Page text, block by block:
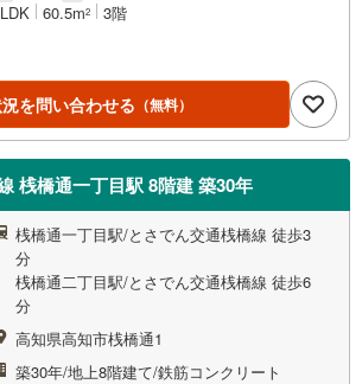
60.5m2 3階
を問い合わせる （無料）
桟橋通一丁目駅 8階建 築30年
桟橋通一丁目駅/とさでん交通桟橋線 徒歩3
分
桟橋通二丁目駅/とさでん交通桟橋線 徒歩6
分
高知県高知市桟橋通1
築30年/地上8階建て/鉄筋コンクリート